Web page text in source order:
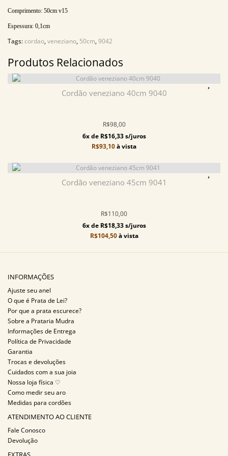
Comprimento: 50cm v15
Espessura: 0,1cm
Tags:cordao,veneziano, 50cm,9042
Produtos Relacionados
Cordão veneziano 40cm 9040
R$98,00
6x de R$16,33 s/juros
R$93,10à vista
Cordão veneziano 45cm 9041
R$110,00
6x de R$18,33 s/juros
R$104,50à vista
INFORMAÇÕES
Ajuste seu anel
O que é Prata de Lei?
Por que a prata escurece?
Sobre a Prataria Mudra
Informações de Entrega
Política de Privacidade
Garantia
Trocas e devoluções
Cuidados com a sua joia
Nossa loja física ♡
Como medir seu aro
Medidas para cordões
ATENDIMENTO AO CLIENTE
Fale Conosco
Devolução